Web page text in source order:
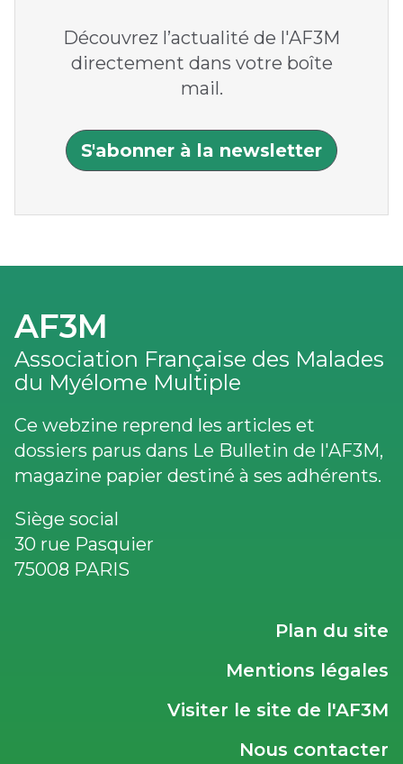
Découvrez l’actualité de l'AF3M
directement dans votre boîte
mail.
S'abonner à la newsletter
AF3M
Association Française des Malades
du Myélome Multiple
Ce webzine reprend les articles et
dossiers parus dans Le Bulletin de l'AF3M,
magazine papier destiné à ses adhérents.
Siège social
30 rue Pasquier
75008 PARIS
Plan du site
Mentions légales
Visiter le site de l'AF3M
Nous contacter